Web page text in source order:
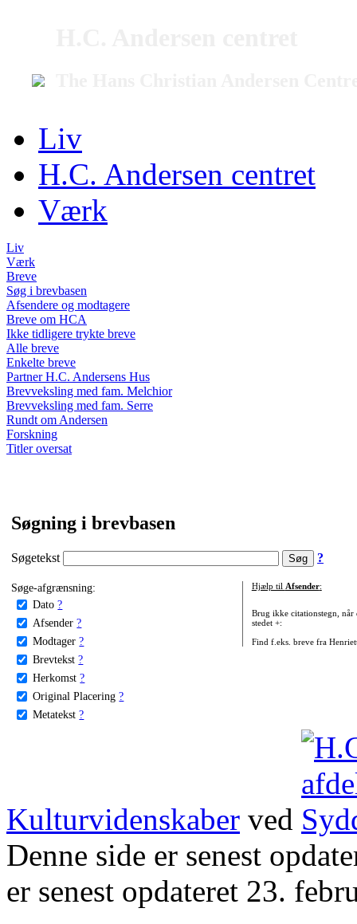
Liv
H.C. Andersen centret
Værk
Liv
Værk
Breve
Søg i brevbasen
Afsendere og modtagere
Breve om HCA
Ikke tidligere trykte breve
Alle breve
Enkelte breve
Partner H.C. Andersens Hus
Brevveksling med fam. Melchior
Brevveksling med fam. Serre
Rundt om Andersen
Forskning
Titler oversat
Søgning i brevbasen
Søgetekst ?
Søge-afgrænsning:
Dato ?
Afsender ?
Modtager ?
Brevtekst ?
Herkomst ?
Original Placering ?
Metatekst ?
Hjælp til Afsender:
Brug ikke citationstegn, når
stedet +:
Find f.eks. breve fra
Kulturvidenskaber ved
Denne side er senest
er senest opdateret 23.